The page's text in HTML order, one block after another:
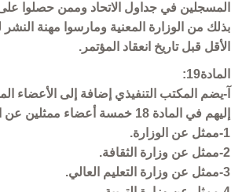
المسجلين في جداول الاتحاد وممن حصلوا
بذلك من الوزارة المعنية ومارسوا مهنة
الأقل قبل تاريخ انعقاد المؤتمر.
المادة19:
آ-يضم المكتب التنفيذي إضافة إلى الأعضاء
إليهم في المادة 18 خمسة أعضاء ممثلين عن الجهات التالية:
1-ممثل عن الوزارة.
2-ممثل عن وزارة الثقافة.
3-ممثل عن وزارة التعليم العالي.